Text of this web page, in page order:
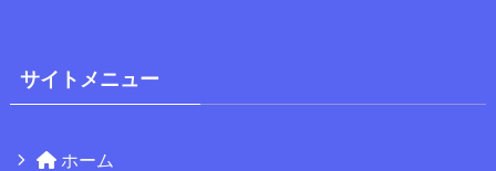
サイトメニュー
ホーム